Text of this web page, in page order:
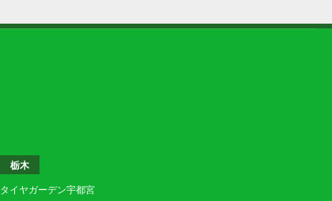
栃木
タイヤガーデン宇都宮